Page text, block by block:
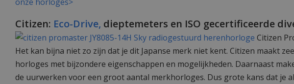
Citizen: Eco-Drive, dieptemeters en ISO gecertificeerde
Citizen
Het kan bijna niet zo zijn dat je dit Japanse merk niet kent. Citizen maakt
horloges met bijzondere eigenschappen en mogelijkheden. Daarnaast
de uurwerken voor een groot aantal merkhorloges. Dus grote kans dat je